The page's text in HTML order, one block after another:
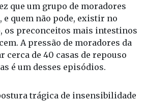
que um grupo de moradores
e quem não pode, existir no
os preconceitos mais intestinos
A pressão de moradores da
cerca de 40 casas de repouso
é um desses episódios.
trágica de insensibilidade